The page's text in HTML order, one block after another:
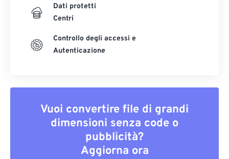
Dati protetti
Centri
Controllo degli accessi e
Autenticazione
Vuoi convertire file di grandi
dimensioni senza code o
pubblicità?
Aggiorna ora